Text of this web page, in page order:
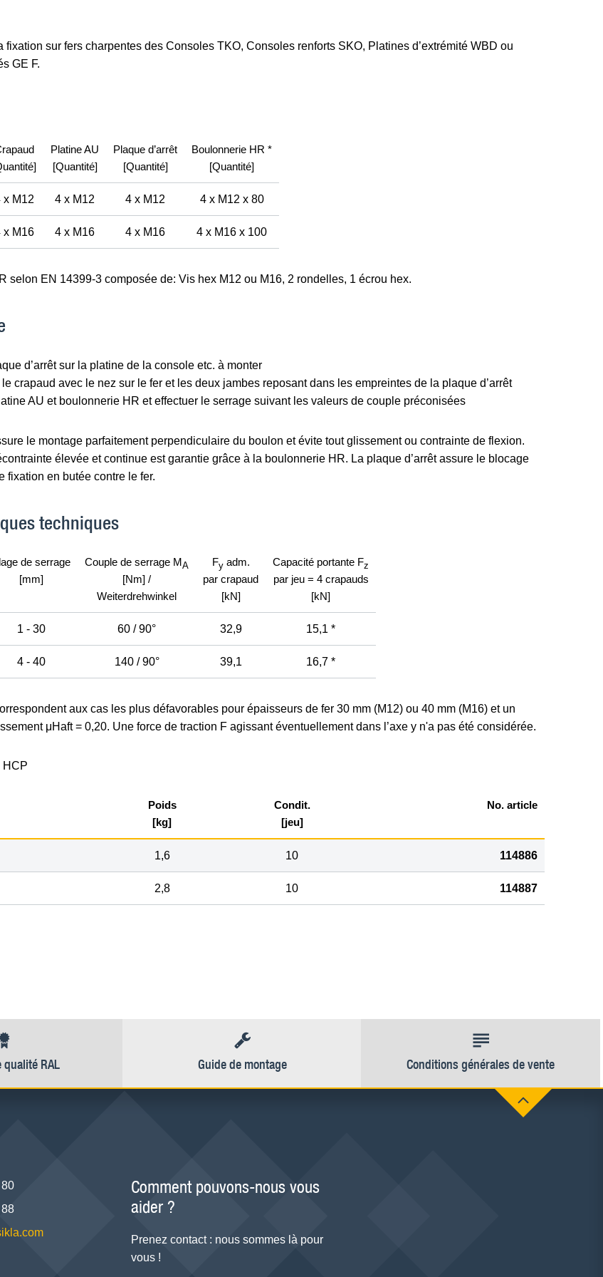
fixation sur fers charpentes des Consoles TKO, Consoles renforts SKO, Platines d’extrémité WBD ou
GE F.
Platine AU
[Quantité]
Plaque d’arrêt
[Quantité]
Boulonnerie HR *
[Quantité]
x M12 4 x M12 4 x M12 4 x M12 x 80
x M16 4 x M16 4 x M16 4 x M16 x 100
selon EN 14399-3 composée de: Vis hex M12 ou M16, 2 rondelles, 1 écrou hex.
d’arrêt sur la platine de la console etc. à monter
crapaud avec le nez sur le fer et les deux jambes reposant dans les empreintes de la plaque d’arrêt
AU et boulonnerie HR et effectuer le serrage suivant les valeurs de couple préconisées
le montage parfaitement perpendiculaire du boulon et évite tout glissement ou contrainte de flexion.
élevée et continue est garantie grâce à la boulonnerie HR. La plaque d’arrêt assure le blocage
fixation en butée contre le fer.
techniques
de serrage
[mm]
Couple de serrage MA
[Nm] /
Weiterdrehwinkel
Fyadm.
par crapaud
[kN]
Capacité portante Fz
par jeu = 4 crapauds
[kN]
1 - 30 60 / 90° 32,9 15,1 *
4 - 40 140 / 90° 39,1 16,7 *
aux cas les plus défavorables pour épaisseurs de fer 30 mm (M12) ou 40 mm (M16) et un
μHaft = 0,20. Une force de traction F agissant éventuellement dans l’axe y n'a pas été considérée.
HCP
Poids
[kg]
Condit.
[jeu]
No. article
1,6 10 114886
2,8 10 114887
qualité RAL Guide de montage Conditions générales de vente
Comment pouvons-nous vous
aider ?
Prenez contact : nous sommes là pour
vous !